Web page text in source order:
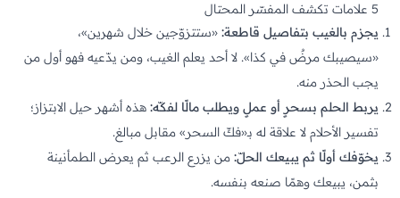
5 علامات تكشف المفسّر المحتال
يجزم بالغيب بتفاصيل قاطعة: «ستتزوّجين خلال شهرين»،
«سيصيبك مرضٌ في كذا». لا أحد يعلم الغيب، ومن يدّعيه فهو أول من
يجب الحذر منه.
يربط الحلم بسحرٍ أو عملٍ ويطلب مالًا لفكّه: هذه أشهر حيل الابتزاز؛
تفسير الأحلام لا علاقة له بـ«فكّ السحر» مقابل مبالغ.
يخوّفك أولًا ثم يبيعك الحلّ: من يزرع الرعب ثم يعرض الطمأنينة
بثمن، يبيعك وهمًا صنعه بنفسه.